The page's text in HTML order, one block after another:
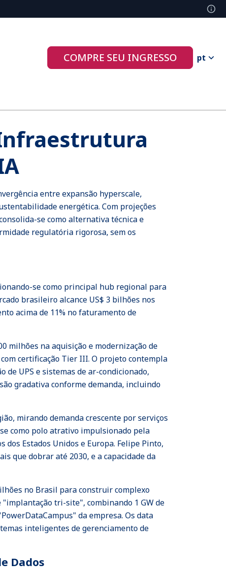
COMPRE SEU INGRESSO pt
entre expansão hyperscale,
energética. Com projeções
se como alternativa técnica e
regulatória rigorosa, sem os
se como principal hub regional para
brasileiro alcance US$ 3 bilhões nos
acima de 11% no faturamento de
milhões na aquisição e modernização de
certificação Tier III. O projeto contempla
UPS e sistemas de ar-condicionado,
gradativa conforme demanda, incluindo
mirando demanda crescente por serviços
como polo atrativo impulsionado pela
Estados Unidos e Europa. Felipe Pinto,
que dobrar até 2030, e a capacidade da
no Brasil para construir complexo
tri-site", combinando 1 GW de
da empresa. Os data
inteligentes de gerenciamento de
Dados